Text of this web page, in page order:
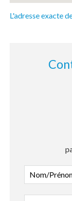
L'adresse exacte